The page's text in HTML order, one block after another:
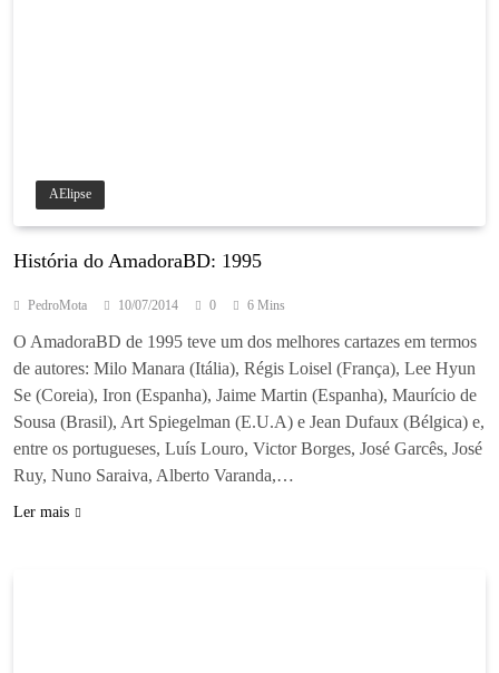
AElipse
História do AmadoraBD: 1995
PedroMota 10/07/2014 0 6 Mins
O AmadoraBD de 1995 teve um dos melhores cartazes em termos
de autores: Milo Manara (Itália), Régis Loisel (França), Lee Hyun
Se (Coreia), Iron (Espanha), Jaime Martin (Espanha), Maurício de
Sousa (Brasil), Art Spiegelman (E.U.A) e Jean Dufaux (Bélgica) e,
entre os portugueses, Luís Louro, Victor Borges, José Garcês, José
Ruy, Nuno Saraiva, Alberto Varanda,…
Ler mais